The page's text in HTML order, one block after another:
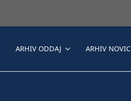
ARHIV ODDAJ ARHIV NOVIC